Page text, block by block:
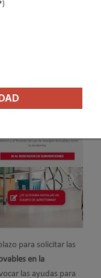
solicitar
para solicitar las
en la
las ayudas para